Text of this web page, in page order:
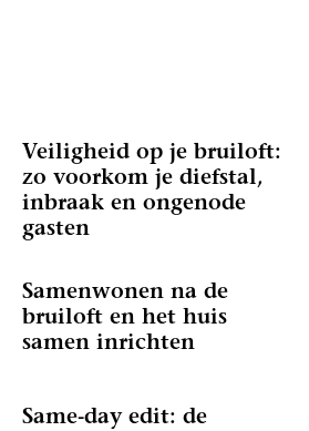
Veiligheid op je bruiloft:
zo voorkom je diefstal,
inbraak en ongenode
gasten
Samenwonen na de
bruiloft en het huis
samen inrichten
Same-day edit: de